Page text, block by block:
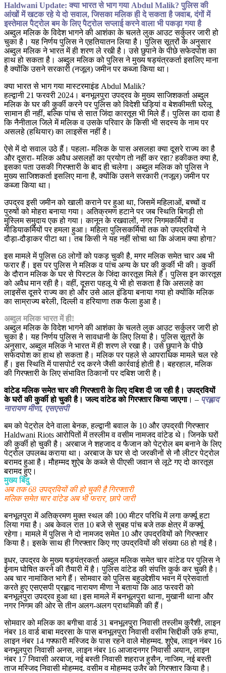
Haldwani Update: क्या भारत से भाग गया Abdul Malik? पुलिस की
आंखों में खटक रहे ये दो सवाल, जिसका मलिक ही दे सकता है जवाब, दंगों में
इस्तेमाल पैट्रोल बम के लिए पैट्रोल सप्लाई करने वाला भी पकड़ा गया है
अब्दुल मलिक के विदेश भागने की आशंका के चलते लुक आउट सर्कुलर जारी हो
चुका है। यह निर्णय पुलिस ने एहतियातन लिया है। पुलिस सूत्रों के अनुसार
अब्दुल मलिक ने भारत में ही शरण ले रखी है। उसे छुपाने के पीछे सफेदपोश का
हाथ हो सकता है। अब्दुल मलिक को पुलिस ने मुख्य षड्यंत्रकर्ता इसलिए माना
है क्योंकि उसने सरकारी (नजूल) जमीन पर कब्जा किया था।
क्या भारत से भाग गया मास्टरमाइंड Abdul Malik?
हल्द्वानी 21 फरवरी 2024। बनभूलपुरा उपद्रव के मुख्य साजिशकर्ता अब्दुल
मलिक के घर की कुर्की करने पर पुलिस को विदेशी घड़ियां व बेशकीमती घरेलू
सामान ही नहीं, बल्कि पांच से सात जिंदा कारतूस भी मिले हैं। पुलिस का दावा है
कि नैनीताल जिले में मलिक व उसके परिवार के किसी भी सदस्य के नाम पर
असलहे (हथियार) का लाइसेंस नहीं है।
ऐसे में दो सवाल उठे हैं। पहला- मलिक के पास असलहा क्या दूसरे राज्य का है
और दूसरा- मलिक अवैध असलहों का प्रयोग तो नहीं कर रहा? हकीकत क्या है,
इसका पता उसकी गिरफ्तारी के बाद ही चलेगा। अब्दुल मलिक को पुलिस ने
मुख्य साजिशकर्ता इसलिए माना है, क्योंकि उसने सरकारी (नजूल) जमीन पर
कब्जा किया था।
उपद्रव इसी जमीन को खाली कराने पर हुआ था, जिसमें महिलाओं, बच्चों व
पुरुषों को मोहरा बनाया गया। अतिक्रमण हटाने पर जब स्थिति बिगड़ी तो
मुस्लिम समुदाय एक हो गया। कानून के रखवालों, नगर निगमकर्मियों व
मीडियाकर्मियों पर हमला हुआ। महिला पुलिसकर्मियों तक को उपद्रवियों ने
दौड़ा-दौड़ाकर पीटा था। तब किसी ने यह नहीं सोचा था कि अंजाम क्या होगा?
इस मामले में पुलिस 68 लोगों को पकड़ चुकी है, मगर मलिक समेत चार अब भी
फरार हैं। इस पर पुलिस ने मलिक व पांच अन्य के घर की कुर्की भी की। कुर्की
के दौरान मलिक के घर से पिस्टल के जिंदा कारतूस मिले हैं। पुलिस इन कारतूस
को अवैध मान रही है। वहीं, दूसरा पहलू ये भी हो सकता है कि असलहे का
लाइसेंस दूसरे राज्य का हो और उसे आल इंडिया बनाया गया हो क्योंकि मलिक
का साम्राज्य बरेली, दिल्ली व हरियाणा तक फैला हुआ है।
अब्दुल मलिक भारत में ही!
अब्दुल मलिक के विदेश भागने की आशंका के चलते लुक आउट सर्कुलर जारी हो
चुका है। यह निर्णय पुलिस ने सावधानी के लिए लिया है। पुलिस सूत्रों के
अनुसार, अब्दुल मलिक ने भारत में ही शरण ले रखा है। उसे छुपाने के पीछे
सफेदपोश का हाथ हो सकता है। मलिक पर पहले से आपराधिक मामले चल रहे
हैं। इस स्थिति में पासपोर्ट रद करने जैसी कार्रवाई होती है। बहरहाल, मलिक
की गिरफ्तारी के लिए संभावित ठिकानों पर दबिश जारी है।
वांटेड मलिक समेत चार की गिरफ्तारी के लिए दबिश दी जा रही है। उपद्रवियों
के घरों की कुर्की हो चुकी है। जल्द वांटेड को गिरफ्तार किया जाएगा। – प्रह्लाद
नारायण मीणा, एसएसपी
बम को पेट्रोल देने वाला बेनक, हल्द्वानी बवाल के 10 और उपद्रवी गिरफ्तार
Haldwani Riots आरोपितों में तस्लीम व वसीम नामजद वांटेड थे। जिनके घरों
की कुर्की हो चुकी है। अरबाज ने शहजाद व फैजान को पेट्रोल बम बनाने के लिए
पेट्रोल उपलब्ध कराया था। अरबाज के घर से दो जरकीनों से नौ लीटर पेट्रोल
बरामद हुआ है। मौहम्मद शुऐब के कब्जे से पीएसी जवान से लूटे गए दो कारतूस
बरामद हुए।
मुख्य बिंदु
अब तक 68 उपद्रवियों की हो चुकी है गिरफ्तारी
मलिक समेत चार वांटेड अब भी फरार, छापे जारी
बनभूलपुरा में अतिक्रमण मुक्त स्थल की 100 मीटर परिधि में लगा कर्फ्यू हटा
लिया गया है। अब केवल रात 10 बजे से सुबह पांच बजे तक क्षेत्र में कर्फ्यू
रहेगा। मामले में पुलिस ने दो नामजद समेत 10 और उपद्रवियों को गिरफ्तार
किया है। इसके साथ ही गिरफ्तार किए गए उपद्रवियों की संख्या 68 हो गई है।
इधर, उपद्रव के मुख्य षड्यंत्रकर्ता अब्दुल मलिक समेत चार वांटेड पर पुलिस ने
ईनाम घोषित करने की तैयारी में है। पुलिस वांटेड की संपत्ति कुर्क कर चुकी है।
अब चार नामांकित भागे हैं। सोमवार को पुलिस बहुउद्देशीय भवन में प्रेसवार्ता
करते हुए एसएसपी प्रह्लाद नारायण मीणा ने बताया कि आठ फरवरी को
बनभूलपुरा उपद्रव हुआ था।इस मामले में बनभूलपुरा थाना, मुखानी थाना और
नगर निगम की ओर से तीन अलग-अलग प्राथमिकी की हैं।
सोमवार को मलिक का बगीचा वार्ड 31 बनभूलपुरा निवासी तस्लीम कुरैशी, लाइन
नंबर 18 वार्ड बाबा मदरसा के पास बनभूलपुरा निवासी वसीम सिद्दीकी उर्फ हप्पा,
लाइन नंबर 14 गफ्फारी मस्जिद के पास रहने वाले मोहम्मद. शुऐब, लाइन नंबर 16
बनभूलपुरा निवासी अनस, लाइन नंबर 16 आजादनगर निवासी अयान, लाइन
नंबर 17 निवासी अरबाज, नई बस्ती निवासी शहराज हुसैन, नाजिम, नई बस्ती
ताज मस्जिद निवासी मोहम्मद. वसीम व मोहम्मद उजैर को गिरफ्तार किया है।